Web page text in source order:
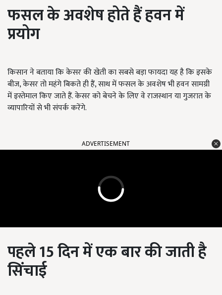
फसल के अवशेष होते हैं हवन में
प्रयोग
किसान ने बताया कि केसर की खेती का सबसे बड़ा फायदा यह है कि इसके
बीज, केसर तो महंगे बिकते ही हैं, साथ में फसल के अवशेष भी हवन सामग्री
में इस्तेमाल किए जाते हैं. केसर को बेचने के लिए वे राजस्थान या गुजरात के
व्यापारियों से भी संपर्क करेंगे.
ADVERTISEMENT
पहले15दिन में एक बार की जाती है
सिंचाई